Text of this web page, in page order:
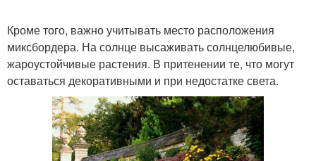
Кроме того, важно учитывать место расположения
миксбордера. На солнце высаживать солнцелюбивые,
жароустойчивые растения. В притенении те, что могут
оставаться декоративными и при недостатке света.